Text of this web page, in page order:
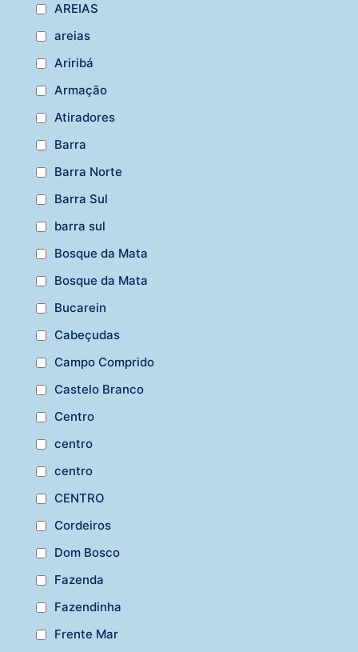
AREIAS
areias
Ariribá
Armação
Atiradores
Barra
Barra Norte
Barra Sul
barra sul
Bosque da Mata
Bosque da Mata
Bucarein
Cabeçudas
Campo Comprido
Castelo Branco
Centro
centro
centro
CENTRO
Cordeiros
Dom Bosco
Fazenda
Fazendinha
Frente Mar